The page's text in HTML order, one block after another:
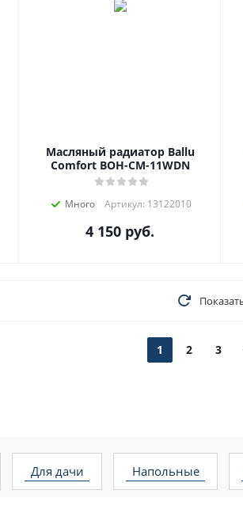
Масляный радиатор Ballu
Comfort BOH-CM-11WDN
Много Артикул: 13122010
4 150 руб.
1 2 3
для дачи напольные